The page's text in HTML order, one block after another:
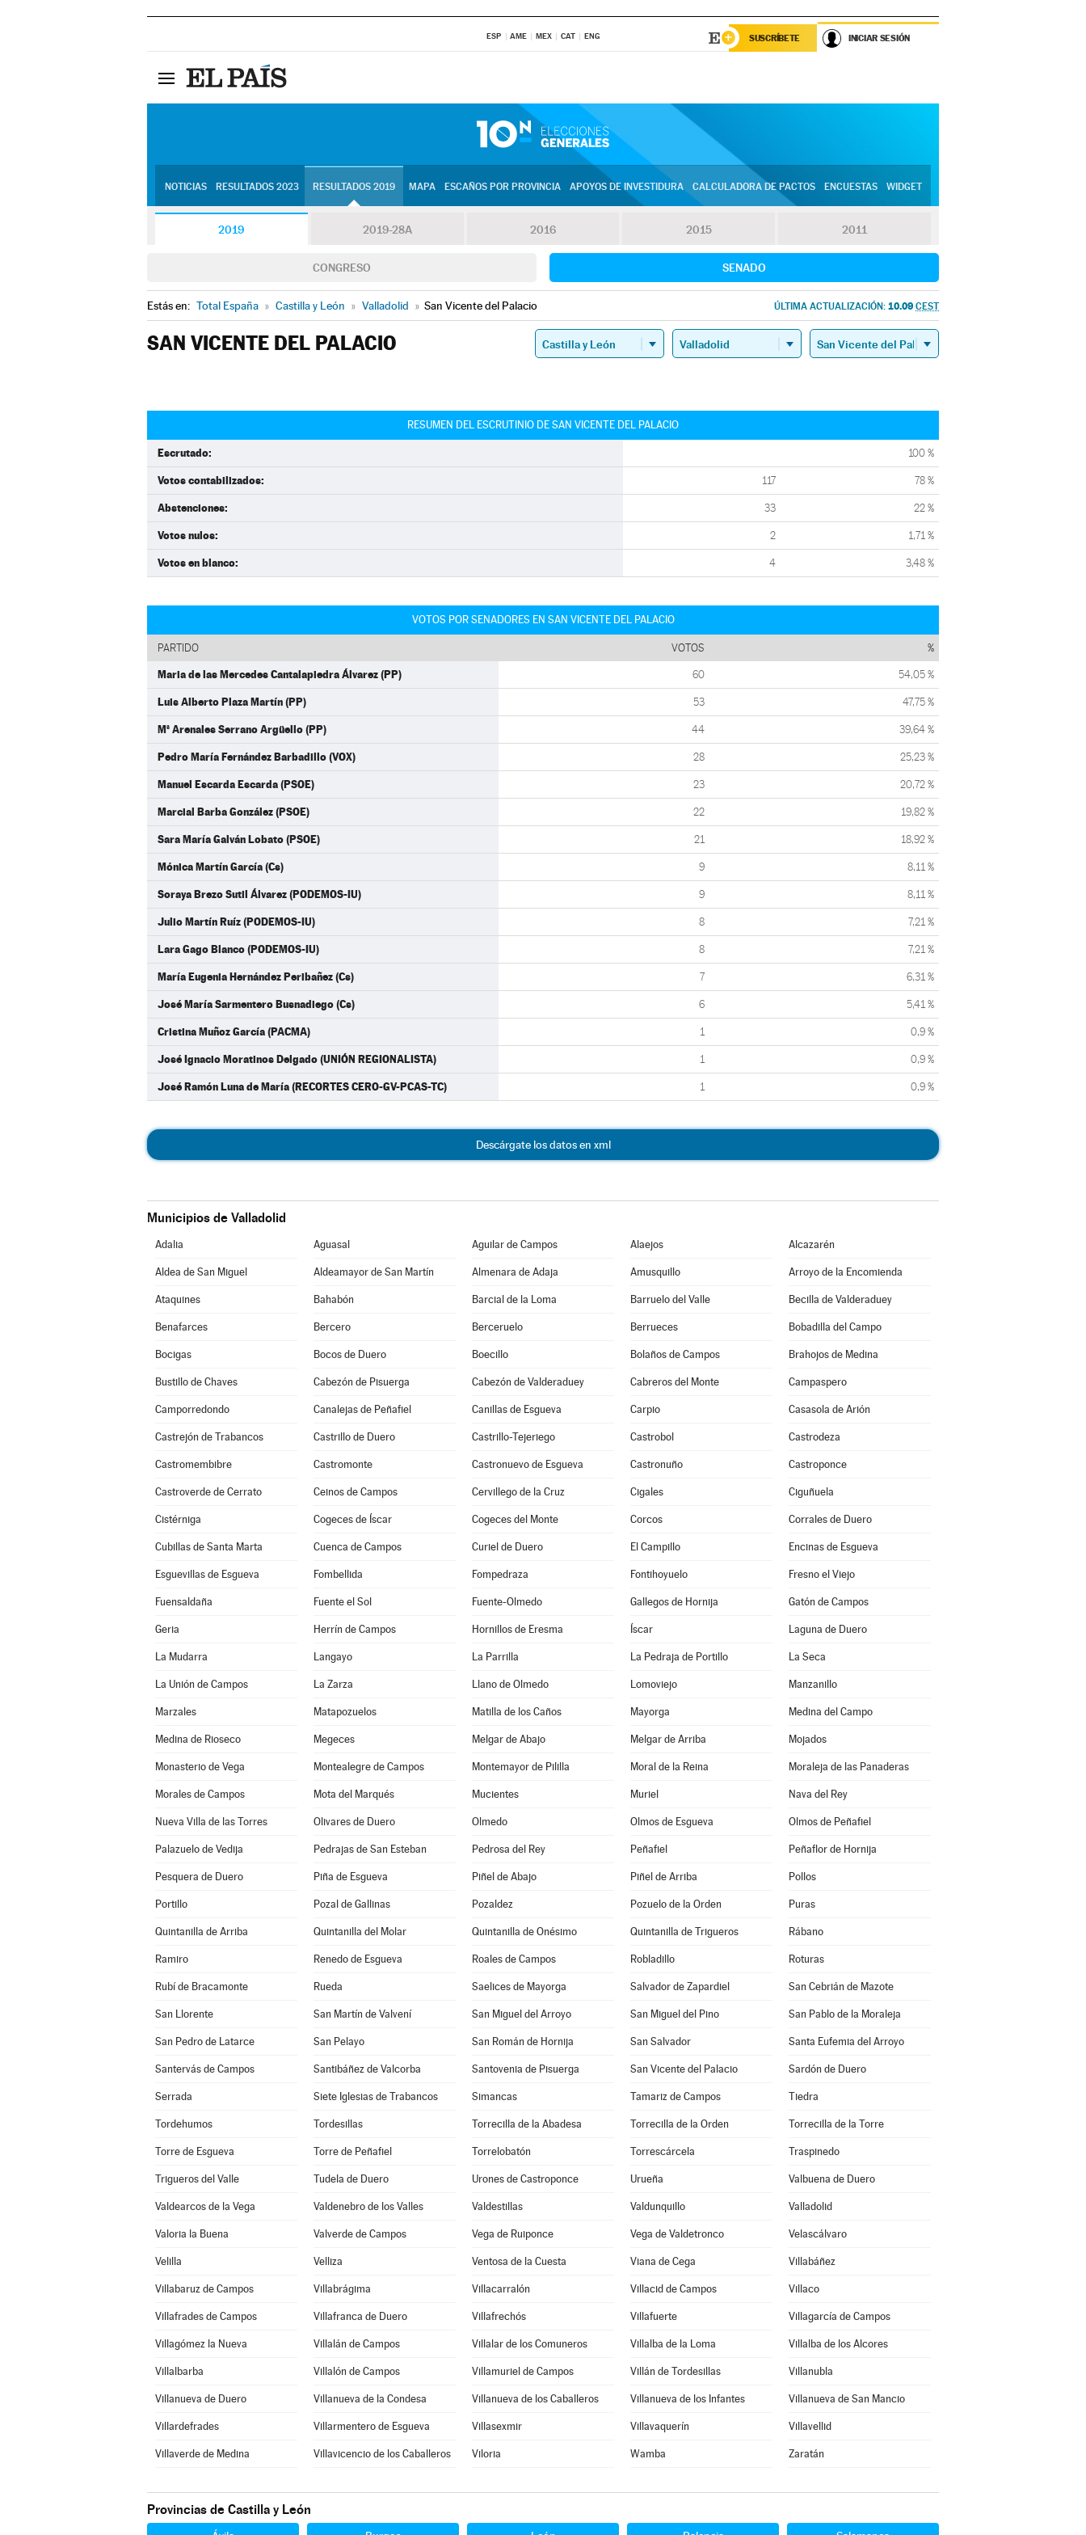
ESP AME MEX CAT ENG SUSCRÍBETE INICIAR SESIÓN
NOTICIAS RESULTADOS 2023 RESULTADOS 2019 MAPA ESCAÑOS POR PROVINCIA APOYOS DE INVESTIDURA CALCULADORA DE PACTOS ENCUESTAS WIDGET
2019 2019-28A 2016 2015 2011
CONGRESO SENADO
Estás en: Total España » Castilla y León » Valladolid » San Vicente del Palacio ÚLTIMA ACTUALIZACIÓN: 10.09 CEST
SAN VICENTE DEL PALACIO
RESUMEN DEL ESCRUTINIO DE SAN VICENTE DEL PALACIO
Escrutado: 100 %
Votos contabilizados: 117 78 %
Abstenciones: 33 22 %
Votos nulos: 2 1,71 %
Votos en blanco: 4 3,48 %
VOTOS POR SENADORES EN SAN VICENTE DEL PALACIO
PARTIDO VOTOS %
Maria de las Mercedes Cantalapiedra Álvarez (PP) 60 54,05 %
Luis Alberto Plaza Martín (PP) 53 47,75 %
Mª Arenales Serrano Argüello (PP) 44 39,64 %
Pedro María Fernández Barbadillo (VOX) 28 25,23 %
Manuel Escarda Escarda (PSOE) 23 20,72 %
Marcial Barba González (PSOE) 22 19,82 %
Sara María Galván Lobato (PSOE) 21 18,92 %
Mónica Martín García (Cs) 9 8,11 %
Soraya Brezo Sutil Álvarez (PODEMOS-IU) 9 8,11 %
Julio Martín Ruíz (PODEMOS-IU) 8 7,21 %
Lara Gago Blanco (PODEMOS-IU) 8 7,21 %
María Eugenia Hernández Peribañez (Cs) 7 6,31 %
José María Sarmentero Busnadiego (Cs) 6 5,41 %
Cristina Muñoz García (PACMA) 1 0,9 %
José Ignacio Moratinos Delgado (UNIÓN REGIONALISTA) 1 0,9 %
José Ramón Luna de María (RECORTES CERO-GV-PCAS-TC) 1 0,9 %
Descárgate los datos en xml
Municipios de Valladolid
Adalia Aguasal Aguilar de Campos Alaejos Alcazarén
Aldea de San Miguel Aldeamayor de San Martín Almenara de Adaja Amusquillo Arroyo de la Encomienda
Ataquines Bahabón Barcial de la Loma Barruelo del Valle Becilla de Valderaduey
Benafarces Bercero Berceruelo Berrueces Bobadilla del Campo
Bocigas Bocos de Duero Boecillo Bolaños de Campos Brahojos de Medina
Bustillo de Chaves Cabezón de Pisuerga Cabezón de Valderaduey Cabreros del Monte Campaspero
Camporredondo Canalejas de Peñafiel Canillas de Esgueva Carpio Casasola de Arión
Castrejón de Trabancos Castrillo de Duero Castrillo-Tejeriego Castrobol Castrodeza
Castromembibre Castromonte Castronuevo de Esgueva Castronuño Castroponce
Castroverde de Cerrato Ceinos de Campos Cervillego de la Cruz Cigales Ciguñuela
Cistérniga Cogeces de Íscar Cogeces del Monte Corcos Corrales de Duero
Cubillas de Santa Marta Cuenca de Campos Curiel de Duero El Campillo Encinas de Esgueva
Esguevillas de Esgueva Fombellida Fompedraza Fontihoyuelo Fresno el Viejo
Fuensaldaña Fuente el Sol Fuente-Olmedo Gallegos de Hornija Gatón de Campos
Geria Herrín de Campos Hornillos de Eresma Íscar Laguna de Duero
La Mudarra Langayo La Parrilla La Pedraja de Portillo La Seca
La Unión de Campos La Zarza Llano de Olmedo Lomoviejo Manzanillo
Marzales Matapozuelos Matilla de los Caños Mayorga Medina del Campo
Medina de Rioseco Megeces Melgar de Abajo Melgar de Arriba Mojados
Monasterio de Vega Montealegre de Campos Montemayor de Pililla Moral de la Reina Moraleja de las Panaderas
Morales de Campos Mota del Marqués Mucientes Muriel Nava del Rey
Nueva Villa de las Torres Olivares de Duero Olmedo Olmos de Esgueva Olmos de Peñafiel
Palazuelo de Vedija Pedrajas de San Esteban Pedrosa del Rey Peñafiel Peñaflor de Hornija
Pesquera de Duero Piña de Esgueva Piñel de Abajo Piñel de Arriba Pollos
Portillo Pozal de Gallinas Pozaldez Pozuelo de la Orden Puras
Quintanilla de Arriba Quintanilla del Molar Quintanilla de Onésimo Quintanilla de Trigueros Rábano
Ramiro Renedo de Esgueva Roales de Campos Robladillo Roturas
Rubí de Bracamonte Rueda Saelices de Mayorga Salvador de Zapardiel San Cebrián de Mazote
San Llorente San Martín de Valvení San Miguel del Arroyo San Miguel del Pino San Pablo de la Moraleja
San Pedro de Latarce San Pelayo San Román de Hornija San Salvador Santa Eufemia del Arroyo
Santervás de Campos Santibáñez de Valcorba Santovenia de Pisuerga San Vicente del Palacio Sardón de Duero
Serrada Siete Iglesias de Trabancos Simancas Tamariz de Campos Tiedra
Tordehumos Tordesillas Torrecilla de la Abadesa Torrecilla de la Orden Torrecilla de la Torre
Torre de Esgueva Torre de Peñafiel Torrelobatón Torrescárcela Traspinedo
Trigueros del Valle Tudela de Duero Urones de Castroponce Urueña Valbuena de Duero
Valdearcos de la Vega Valdenebro de los Valles Valdestillas Valdunquillo Valladolid
Valoria la Buena Valverde de Campos Vega de Ruiponce Vega de Valdetronco Velascálvaro
Velilla Velliza Ventosa de la Cuesta Viana de Cega Villabáñez
Villabaruz de Campos Villabrágima Villacarralón Villacid de Campos Villaco
Villafrades de Campos Villafranca de Duero Villafrechós Villafuerte Villagarcía de Campos
Villagómez la Nueva Villalán de Campos Villalar de los Comuneros Villalba de la Loma Villalba de los Alcores
Villalbarba Villalón de Campos Villamuriel de Campos Villán de Tordesillas Villanubla
Villanueva de Duero Villanueva de la Condesa Villanueva de los Caballeros Villanueva de los Infantes Villanueva de San Mancio
Villardefrades Villarmentero de Esgueva Villasexmir Villavaquerín Villavellid
Villaverde de Medina Villavicencio de los Caballeros Viloria Wamba Zaratán
Provincias de Castilla y León